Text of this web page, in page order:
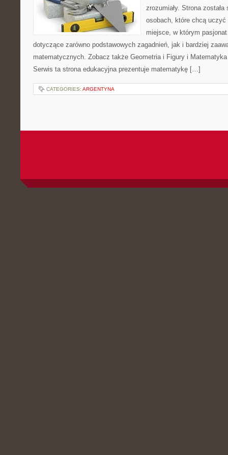
zrozumiały. Strona
osobach, które chcą
miejsce, w którym
dotyczące zarówno podstawowych zagadnień, jak i bardziej
matematycznych. Zobacz także Geometria i Figury i
Serwis ta strona edukacyjna prezentuje matematykę […]
CATEGORIES: ARGENTYNA